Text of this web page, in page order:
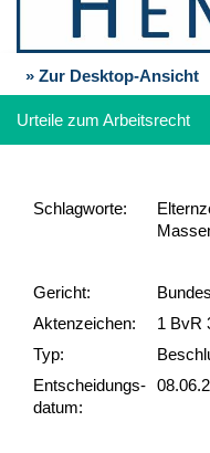
» Zur Desktop-Ansicht
Urteile zum Arbeitsrecht
Schlag­worte:
Gericht:
Akten­zeichen:
1 BvR
Typ:
Ent­scheid­ungs­
datum: